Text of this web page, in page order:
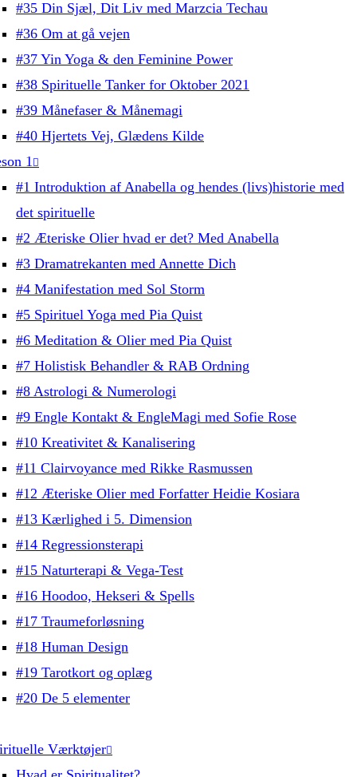
#35 Din Sjæl, Dit Liv med Marzcia Techau
#36 Om at gå vejen
#37 Yin Yoga & den Feminine Power
#38 Spirituelle Tanker for Oktober 2021
#39 Månefaser & Månemagi
#40 Hjertets Vej, Glædens Kilde
1
#1 Introduktion af Anabella og hendes (livs)historie med
det spirituelle
#2 Æteriske Olier hvad er det? Med Anabella
#3 Dramatrekanten med Annette Dich
#4 Manifestation med Sol Storm
#5 Spirituel Yoga med Pia Quist
#6 Meditation & Olier med Pia Quist
#7 Holistisk Behandler & RAB Ordning
#8 Astrologi & Numerologi
#9 Engle Kontakt & EngleMagi med Sofie Rose
#10 Kreativitet & Kanalisering
#11 Clairvoyance med Rikke Rasmussen
#12 Æteriske Olier med Forfatter Heidie Kosiara
#13 Kærlighed i 5. Dimension
#14 Regressionsterapi
#15 Naturterapi & Vega-Test
#16 Hoodoo, Hekseri & Spells
#17 Traumeforløsning
#18 Human Design
#19 Tarotkort og oplæg
#20 De 5 elementer
Værktøjer